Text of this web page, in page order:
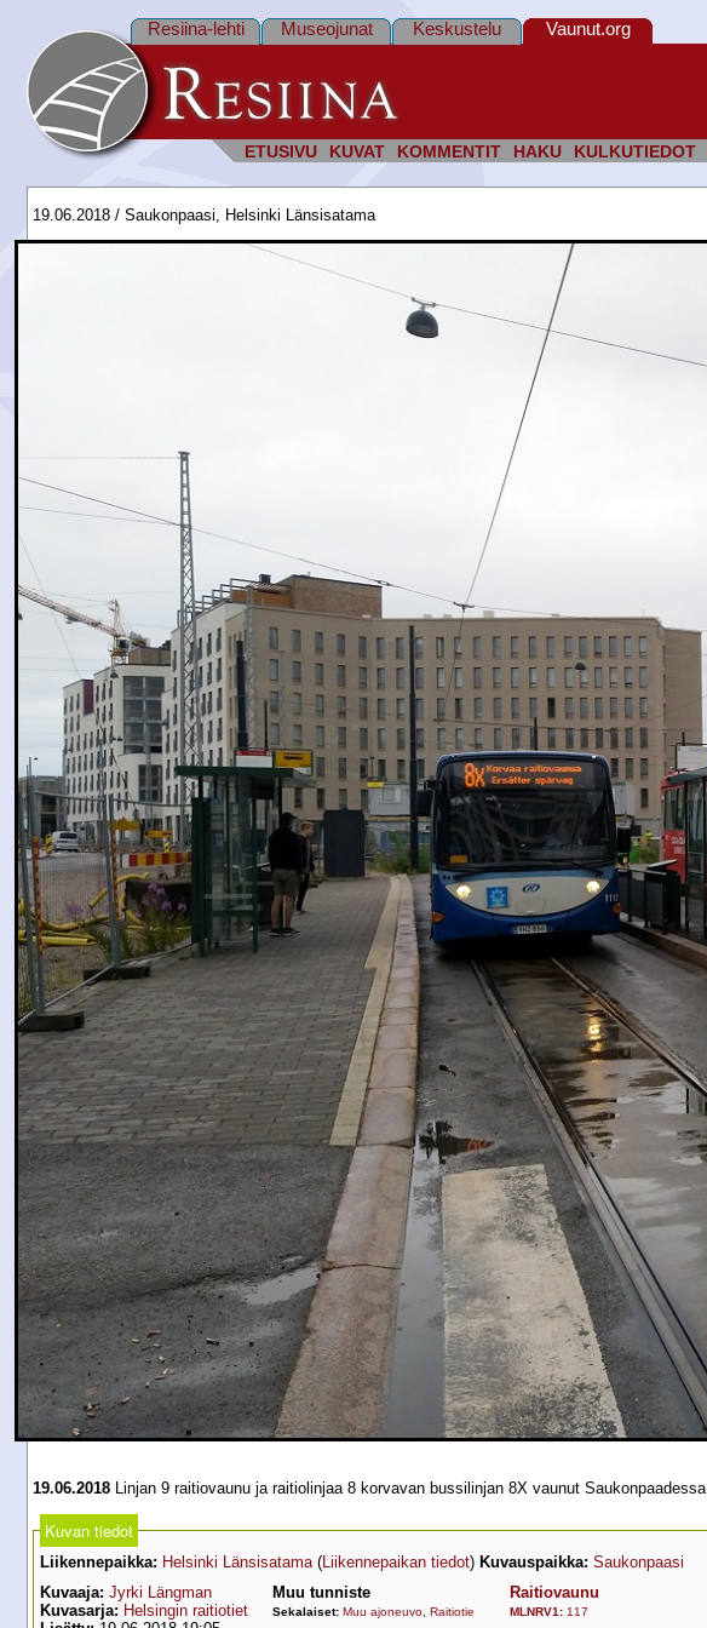
ETUSIVU KUVAT KOMMENTIT HAKU KULKUTIEDOT
Resiina-lehti Museojunat Keskustelu Vaunut.org
19.06.2018 / Saukonpaasi, Helsinki Länsisatama
19.06.2018 Linjan 9 raitiovaunu ja raitiolinjaa 8 korvavan bussilinjan 8X vaunut Saukonpaadessa
Kuvan tiedot
Liikennepaikka: Helsinki Länsisatama (Liikennepaikan tiedot) Kuvauspaikka: Saukonpaasi
Kuvaaja: Jyrki Längman
Kuvasarja: Helsingin raitiotiet
Muu tunniste
Sekalaiset: Muu ajoneuvo Raitiotie
Raitiovaunu
MLNRV1 : 117